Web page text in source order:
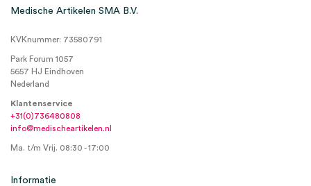
Medische Artikelen SMA B.V.
KVKnummer: 73580791
Park Forum 1057
5657 HJ Eindhoven
Nederland
Klantenservice
+31(0)736480808
info@medischeartikelen.nl
Ma. t/m Vrij. 08:30 - 17:00
Informatie